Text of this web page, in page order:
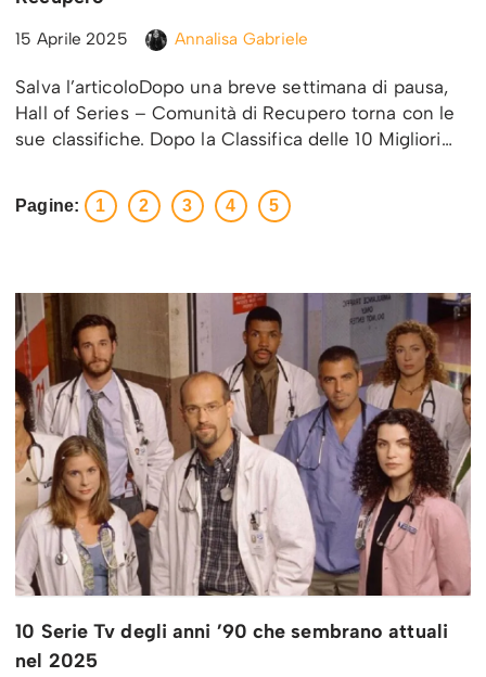
15 Aprile 2025 Annalisa Gabriele
Salva l’articoloDopo una breve settimana di pausa,
Hall of Series – Comunità di Recupero torna con le
sue classifiche. Dopo la Classifica delle 10 Migliori…
Pagine: 1 2 3 4 5
10 Serie Tv degli anni ’90 che sembrano attuali
nel 2025